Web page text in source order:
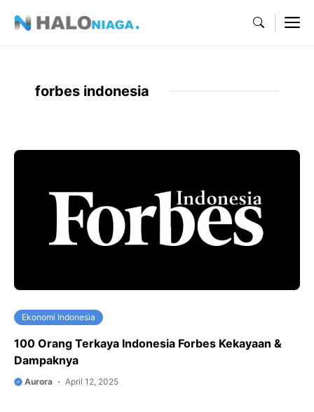
forbes indonesia
Ekonomi Indonesia
100 Orang Terkaya Indonesia Forbes Kekayaan &
Dampaknya
Aurora April 12, 2025